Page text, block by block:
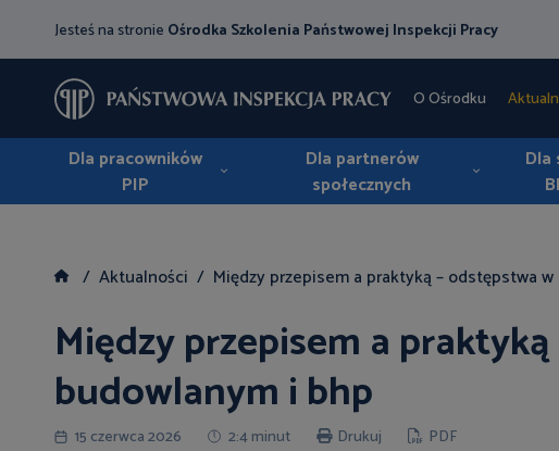
Jesteś na stronie Ośrodka Szkolenia Państwowej Inspekcji Pracy
O Ośrodku
Dla pracowników
PIP
Dla partnerów
społecznych
Dla
Aktualności Między przepisem a praktyką – odstępstwa
Między przepisem a
budowlanym i bhp
15 czerwca 2026 2:4 minut Drukuj PDF